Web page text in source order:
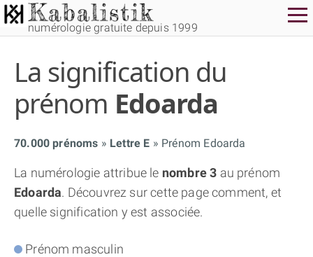
numérologie gratuite depuis 1999
La signification du
prénom Edoarda
70.000 prénoms Lettre E Prénom Edoarda
La numérologie attribue le nombre 3 au prénom
Edoarda. Découvrez sur cette page comment, et
quelle signification y est associée.
Prénom masculin
THÈME GRATUIT
THÈME NUMÉROLOGIQUE APPROFONDI
THÈME TEMPOREL